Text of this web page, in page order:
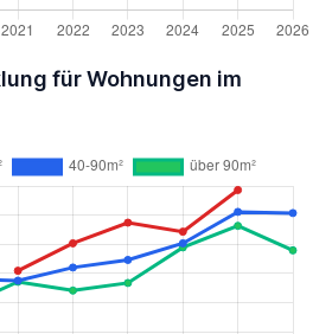
für Wohnungen im